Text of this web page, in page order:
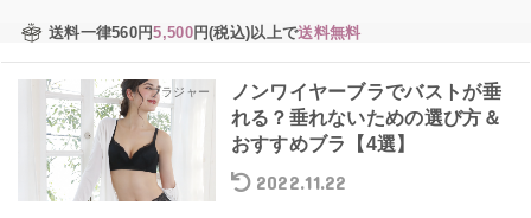
送料一律560円5,500円(税込)以上で送料無料
ブラジャー
ノンワイヤーブラでバストが垂
れる？垂れないための選び方＆
おすすめブラ【4選】
2022.11.22